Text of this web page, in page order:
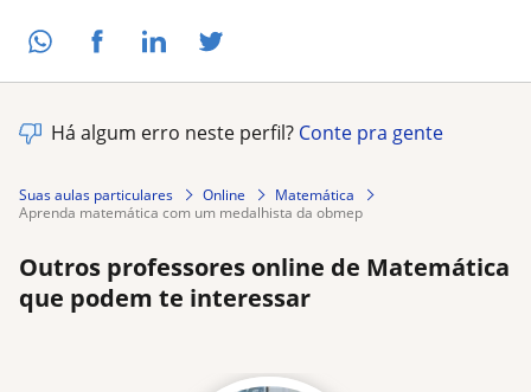
Há algum erro neste perfil? Conte pra gente
Suas aulas particulares Online
Matemática
aprenda matemática com um medalhista da obmep
Outros professores online de Matemática
que podem te interessar